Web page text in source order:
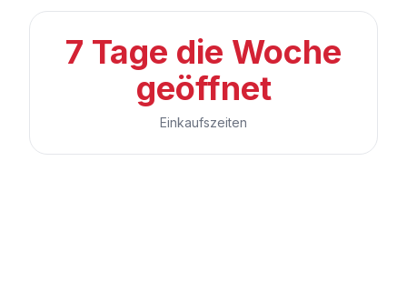
7 Tage die Woche
geöffnet
Einkaufszeiten